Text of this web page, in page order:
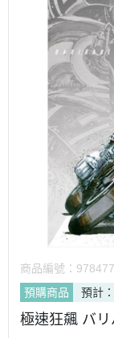
商品編號：
預購商品
預計
極速狂飆 バ